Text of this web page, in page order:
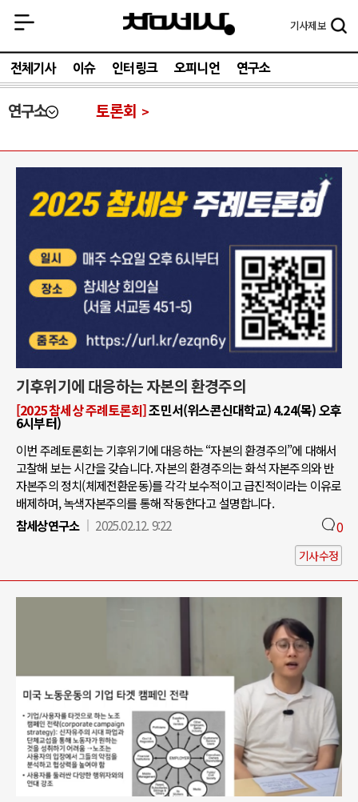
기사제보
전체기사 이슈 인터링크 오피니언 연구소
연구소 토론회
기후위기에 대응하는 자본의 환경주의
[2025 참세상 주례토론회]조민서(위스콘신대학교) 4.24(목) 오후
6시부터)
이번 주례토론회는 기후위기에 대응하는 “자본의 환경주의”에 대해서
고찰해 보는 시간을 갖습니다. 자본의 환경주의는 화석 자본주의와 반
자본주의 정치(체제전환운동)를 각각 보수적이고 급진적이라는 이유로
배제하며, 녹색자본주의를 통해 작동한다고 설명합니다.
참세상연구소
2025.02.12. 9:22 0
기사수정